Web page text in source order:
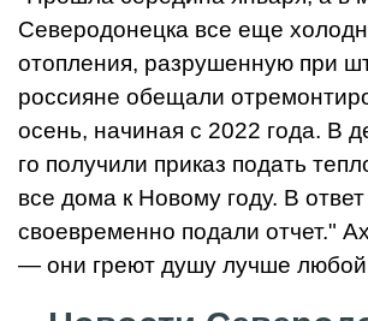
Северодонецка все еще
отопления, разрушенную при
россияне обещали
осень, начиная с 2022 года. В
го получили приказ подать
все дома к Новому году. В ответ
своевременно подали отчет."
— они греют душу лучше любой